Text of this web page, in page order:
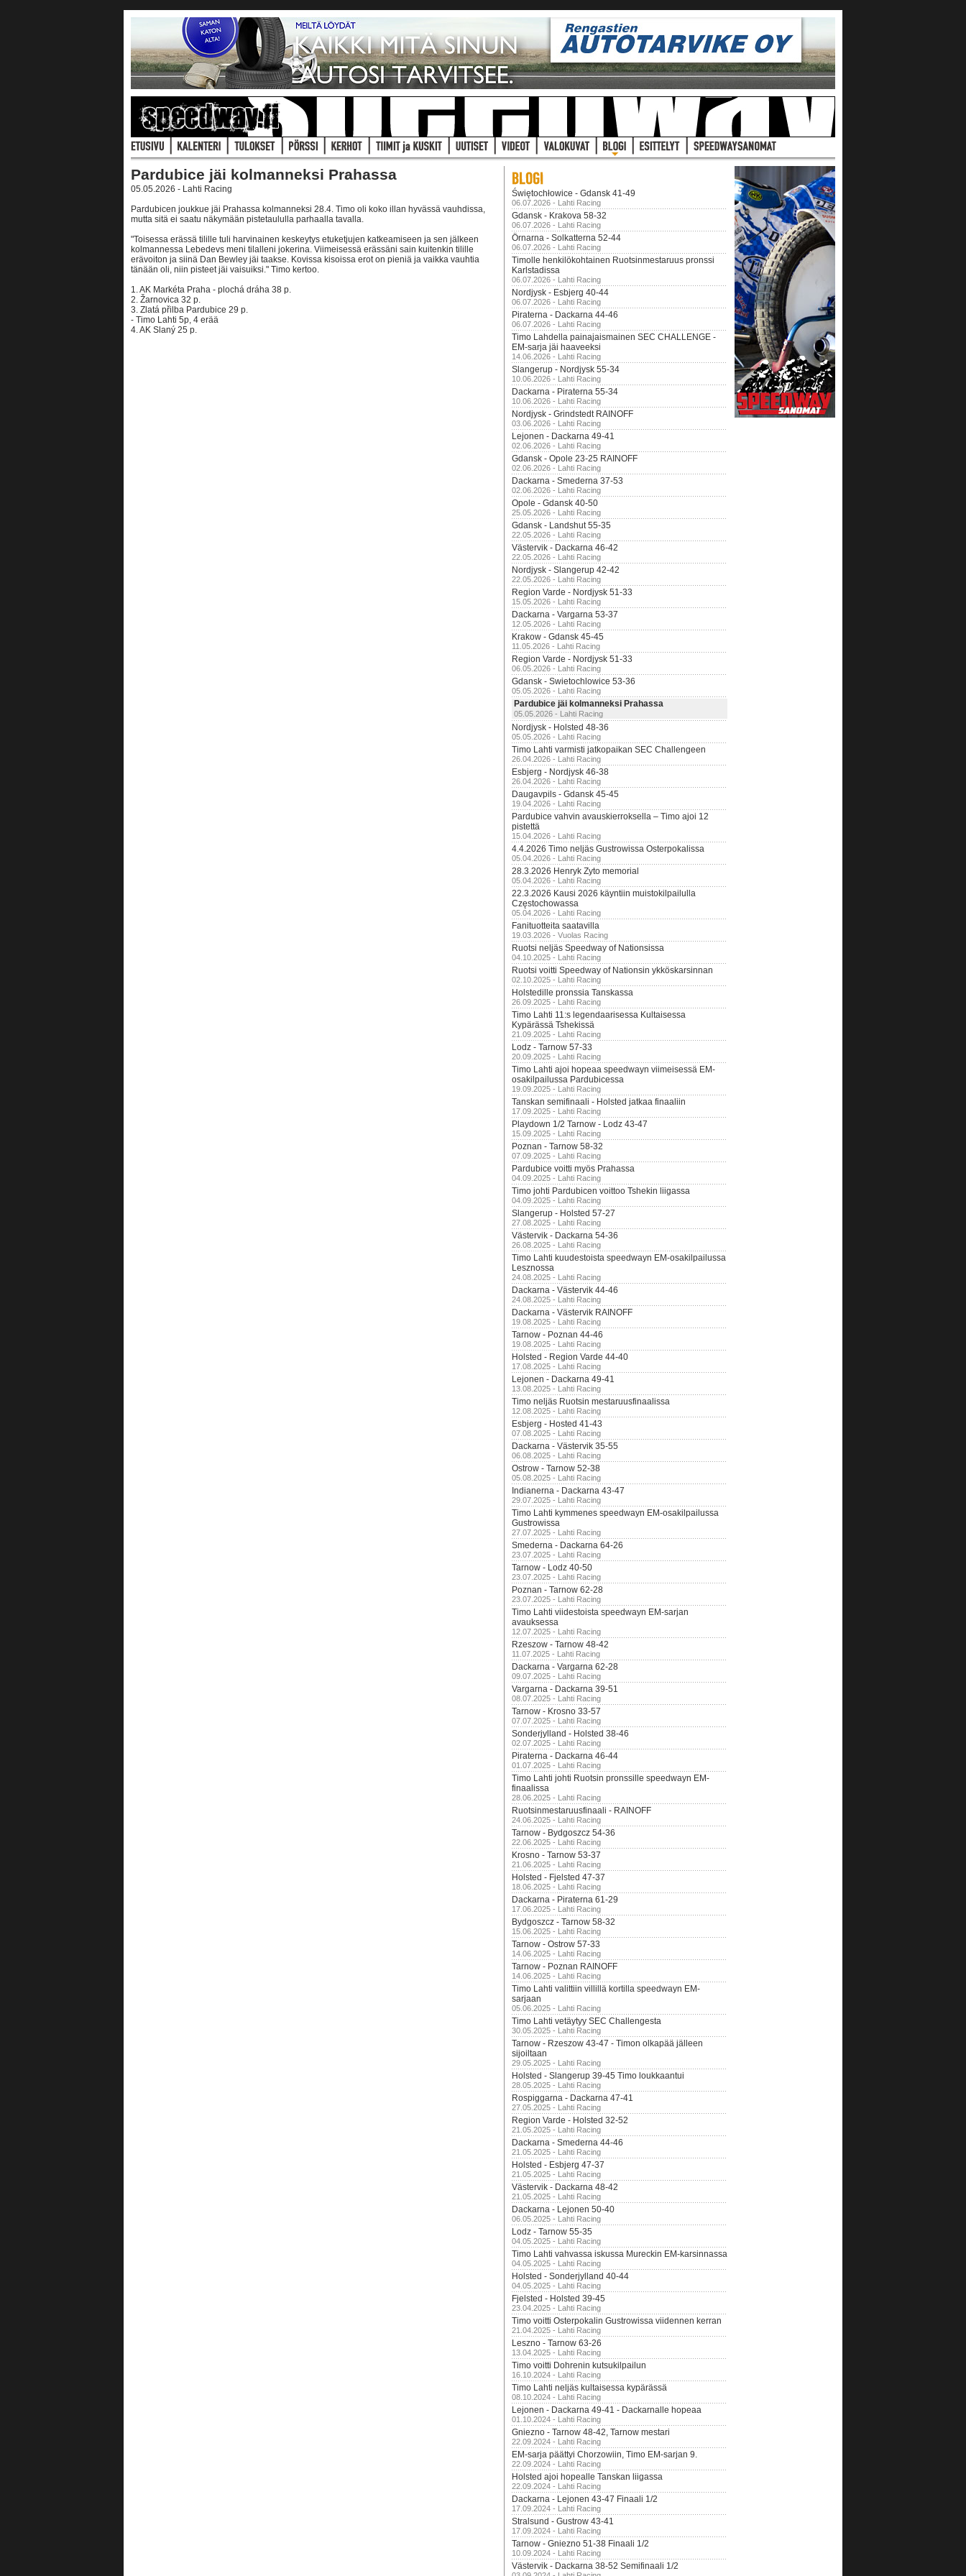
Pardubice jäi kolmanneksi Prahassa
05.05.2026 - Lahti Racing
Pardubicen joukkue jäi Prahassa kolmanneksi 28.4. Timo oli koko illan hyvässä vauhdissa,
mutta sitä ei saatu näkymään pistetaululla parhaalla tavalla.
"Toisessa erässä tilille tuli harvinainen keskeytys etuketjujen katkeamiseen ja sen jälkeen
kolmannessa Lebedevs meni tilalleni jokerina. Viimeisessä erässäni sain kuitenkin tilille
erävoiton ja siinä Dan Bewley jäi taakse. Kovissa kisoissa erot on pieniä ja vaikka vauhtia
tänään oli, niin pisteet jäi vaisuiksi." Timo kertoo.
1. AK Markéta Praha - plochá dráha 38 p.
2. Žarnovica 32 p.
3. Zlatá přilba Pardubice 29 p.
- Timo Lahti 5p, 4 erää
4. AK Slaný 25 p.
Świętochłowice - Gdansk 41-49
06.07.2026 - Lahti Racing
Gdansk - Krakova 58-32
06.07.2026 - Lahti Racing
Örnarna - Solkatterna 52-44
06.07.2026 - Lahti Racing
Timolle henkilökohtainen Ruotsinmestaruus pronssi
Karlstadissa
06.07.2026 - Lahti Racing
Nordjysk - Esbjerg 40-44
06.07.2026 - Lahti Racing
Piraterna - Dackarna 44-46
06.07.2026 - Lahti Racing
Timo Lahdella painajaismainen SEC CHALLENGE -
EM-sarja jäi haaveeksi
14.06.2026 - Lahti Racing
Slangerup - Nordjysk 55-34
10.06.2026 - Lahti Racing
Dackarna - Piraterna 55-34
10.06.2026 - Lahti Racing
Nordjysk - Grindstedt RAINOFF
03.06.2026 - Lahti Racing
Lejonen - Dackarna 49-41
02.06.2026 - Lahti Racing
Gdansk - Opole 23-25 RAINOFF
02.06.2026 - Lahti Racing
Dackarna - Smederna 37-53
02.06.2026 - Lahti Racing
Opole - Gdansk 40-50
25.05.2026 - Lahti Racing
Gdansk - Landshut 55-35
22.05.2026 - Lahti Racing
Västervik - Dackarna 46-42
22.05.2026 - Lahti Racing
Nordjysk - Slangerup 42-42
22.05.2026 - Lahti Racing
Region Varde - Nordjysk 51-33
15.05.2026 - Lahti Racing
Dackarna - Vargarna 53-37
12.05.2026 - Lahti Racing
Krakow - Gdansk 45-45
11.05.2026 - Lahti Racing
Region Varde - Nordjysk 51-33
06.05.2026 - Lahti Racing
Gdansk - Swietochlowice 53-36
05.05.2026 - Lahti Racing
Pardubice jäi kolmanneksi Prahassa
05.05.2026 - Lahti Racing
Nordjysk - Holsted 48-36
05.05.2026 - Lahti Racing
Timo Lahti varmisti jatkopaikan SEC Challengeen
26.04.2026 - Lahti Racing
Esbjerg - Nordjysk 46-38
26.04.2026 - Lahti Racing
Daugavpils - Gdansk 45-45
19.04.2026 - Lahti Racing
Pardubice vahvin avauskierroksella – Timo ajoi 12
pistettä
15.04.2026 - Lahti Racing
4.4.2026 Timo neljäs Gustrowissa Osterpokalissa
05.04.2026 - Lahti Racing
28.3.2026 Henryk Zyto memorial
05.04.2026 - Lahti Racing
22.3.2026 Kausi 2026 käyntiin muistokilpailulla
Częstochowassa
05.04.2026 - Lahti Racing
Fanituotteita saatavilla
19.03.2026 - Vuolas Racing
Ruotsi neljäs Speedway of Nationsissa
04.10.2025 - Lahti Racing
Ruotsi voitti Speedway of Nationsin ykköskarsinnan
02.10.2025 - Lahti Racing
Holstedille pronssia Tanskassa
26.09.2025 - Lahti Racing
Timo Lahti 11:s legendaarisessa Kultaisessa
Kypärässä Tshekissä
21.09.2025 - Lahti Racing
Lodz - Tarnow 57-33
20.09.2025 - Lahti Racing
Timo Lahti ajoi hopeaa speedwayn viimeisessä EM-
osakilpailussa Pardubicessa
19.09.2025 - Lahti Racing
Tanskan semifinaali - Holsted jatkaa finaaliin
17.09.2025 - Lahti Racing
Playdown 1/2 Tarnow - Lodz 43-47
15.09.2025 - Lahti Racing
Poznan - Tarnow 58-32
07.09.2025 - Lahti Racing
Pardubice voitti myös Prahassa
04.09.2025 - Lahti Racing
Timo johti Pardubicen voittoo Tshekin liigassa
04.09.2025 - Lahti Racing
Slangerup - Holsted 57-27
27.08.2025 - Lahti Racing
Västervik - Dackarna 54-36
26.08.2025 - Lahti Racing
Timo Lahti kuudestoista speedwayn EM-osakilpailussa
Lesznossa
24.08.2025 - Lahti Racing
Dackarna - Västervik 44-46
24.08.2025 - Lahti Racing
Dackarna - Västervik RAINOFF
19.08.2025 - Lahti Racing
Tarnow - Poznan 44-46
19.08.2025 - Lahti Racing
Holsted - Region Varde 44-40
17.08.2025 - Lahti Racing
Lejonen - Dackarna 49-41
13.08.2025 - Lahti Racing
Timo neljäs Ruotsin mestaruusfinaalissa
12.08.2025 - Lahti Racing
Esbjerg - Hosted 41-43
07.08.2025 - Lahti Racing
Dackarna - Västervik 35-55
06.08.2025 - Lahti Racing
Ostrow - Tarnow 52-38
05.08.2025 - Lahti Racing
Indianerna - Dackarna 43-47
29.07.2025 - Lahti Racing
Timo Lahti kymmenes speedwayn EM-osakilpailussa
Gustrowissa
27.07.2025 - Lahti Racing
Smederna - Dackarna 64-26
23.07.2025 - Lahti Racing
Tarnow - Lodz 40-50
23.07.2025 - Lahti Racing
Poznan - Tarnow 62-28
23.07.2025 - Lahti Racing
Timo Lahti viidestoista speedwayn EM-sarjan
avauksessa
12.07.2025 - Lahti Racing
Rzeszow - Tarnow 48-42
11.07.2025 - Lahti Racing
Dackarna - Vargarna 62-28
09.07.2025 - Lahti Racing
Vargarna - Dackarna 39-51
08.07.2025 - Lahti Racing
Tarnow - Krosno 33-57
07.07.2025 - Lahti Racing
Sonderjylland - Holsted 38-46
02.07.2025 - Lahti Racing
Piraterna - Dackarna 46-44
01.07.2025 - Lahti Racing
Timo Lahti johti Ruotsin pronssille speedwayn EM-
finaalissa
28.06.2025 - Lahti Racing
Ruotsinmestaruusfinaali - RAINOFF
24.06.2025 - Lahti Racing
Tarnow - Bydgoszcz 54-36
22.06.2025 - Lahti Racing
Krosno - Tarnow 53-37
21.06.2025 - Lahti Racing
Holsted - Fjelsted 47-37
18.06.2025 - Lahti Racing
Dackarna - Piraterna 61-29
17.06.2025 - Lahti Racing
Bydgoszcz - Tarnow 58-32
15.06.2025 - Lahti Racing
Tarnow - Ostrow 57-33
14.06.2025 - Lahti Racing
Tarnow - Poznan RAINOFF
14.06.2025 - Lahti Racing
Timo Lahti valittiin villillä kortilla speedwayn EM-
sarjaan
05.06.2025 - Lahti Racing
Timo Lahti vetäytyy SEC Challengesta
30.05.2025 - Lahti Racing
Tarnow - Rzeszow 43-47 - Timon olkapää jälleen
sijoiltaan
29.05.2025 - Lahti Racing
Holsted - Slangerup 39-45 Timo loukkaantui
28.05.2025 - Lahti Racing
Rospiggarna - Dackarna 47-41
27.05.2025 - Lahti Racing
Region Varde - Holsted 32-52
21.05.2025 - Lahti Racing
Dackarna - Smederna 44-46
21.05.2025 - Lahti Racing
Holsted - Esbjerg 47-37
21.05.2025 - Lahti Racing
Västervik - Dackarna 48-42
21.05.2025 - Lahti Racing
Dackarna - Lejonen 50-40
06.05.2025 - Lahti Racing
Lodz - Tarnow 55-35
04.05.2025 - Lahti Racing
Timo Lahti vahvassa iskussa Mureckin EM-karsinnassa
04.05.2025 - Lahti Racing
Holsted - Sonderjylland 40-44
04.05.2025 - Lahti Racing
Fjelsted - Holsted 39-45
23.04.2025 - Lahti Racing
Timo voitti Osterpokalin Gustrowissa viidennen kerran
21.04.2025 - Lahti Racing
Leszno - Tarnow 63-26
13.04.2025 - Lahti Racing
Timo voitti Dohrenin kutsukilpailun
16.10.2024 - Lahti Racing
Timo Lahti neljäs kultaisessa kypärässä
08.10.2024 - Lahti Racing
Lejonen - Dackarna 49-41 - Dackarnalle hopeaa
01.10.2024 - Lahti Racing
Gniezno - Tarnow 48-42, Tarnow mestari
22.09.2024 - Lahti Racing
EM-sarja päättyi Chorzowiin, Timo EM-sarjan 9.
22.09.2024 - Lahti Racing
Holsted ajoi hopealle Tanskan liigassa
22.09.2024 - Lahti Racing
Dackarna - Lejonen 43-47 Finaali 1/2
17.09.2024 - Lahti Racing
Stralsund - Gustrow 43-41
17.09.2024 - Lahti Racing
Tarnow - Gniezno 51-38 Finaali 1/2
10.09.2024 - Lahti Racing
Västervik - Dackarna 38-52 Semifinaali 1/2